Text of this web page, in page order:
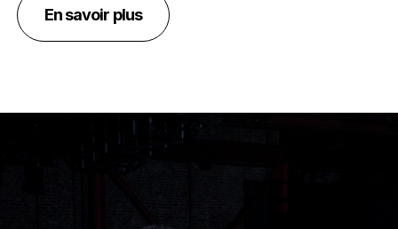
En savoir plus